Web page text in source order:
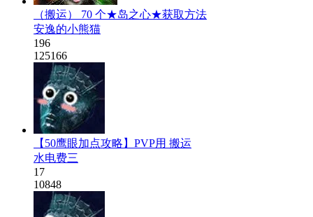
（搬运） 70 个★岛之心★获取方法
安逸的小熊猫
196
125166
【50鹰眼加点攻略】PVP用 搬运
水电费三
17
10848